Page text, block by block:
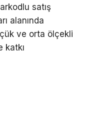
satış
alanında
ve orta ölçekli
katkı